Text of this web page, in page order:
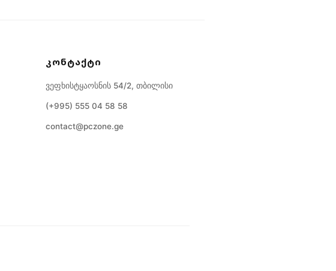
ᲙᲝᲜᲢᲐᲥᲢᲘ
ვეფხისტყაოსნის 54/2, თბილისი
(+995) 555 04 58 58
contact@pczone.ge